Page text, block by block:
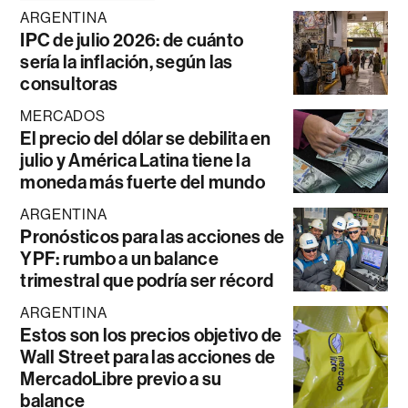
ARGENTINA
IPC de julio 2026: de cuánto
sería la inflación, según las
consultoras
MERCADOS
El precio del dólar se debilita en
julio y América Latina tiene la
moneda más fuerte del mundo
ARGENTINA
Pronósticos para las acciones de
YPF: rumbo a un balance
trimestral que podría ser récord
ARGENTINA
Estos son los precios objetivo de
Wall Street para las acciones de
MercadoLibre previo a su
balance